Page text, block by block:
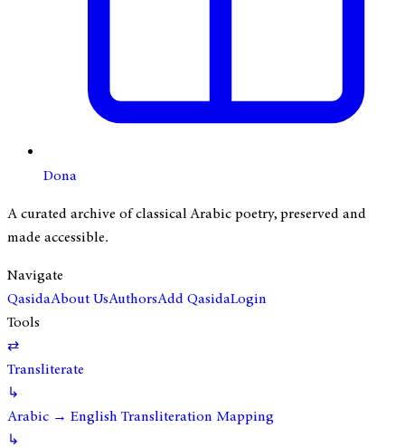
Dona
A curated archive of classical Arabic poetry, preserved and
made accessible.
Navigate
QasidaAbout UsAuthorsAdd QasidaLogin
Tools
⇄
Transliterate
↳
Arabic → English Transliteration Mapping
↳